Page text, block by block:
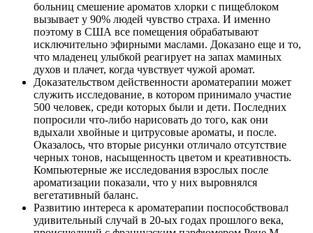
больниц смешение ароматов хлорки с пищеблоком
вызывает у 90% людей чувство страха. И именно
поэтому в США все помещения обрабатывают
исключительно эфирными маслами. Доказано еще и то,
что младенец улыбкой реагирует на запах маминых
духов и плачет, когда чувствует чужой аромат.
Доказательством действенности ароматерапии может
служить исследование, в котором принимало участие
500 человек, среди которых были и дети. Последних
попросили что-либо нарисовать до того, как они
вдыхали хвойные и цитрусовые ароматы, и после.
Оказалось, что вторые рисунки отличало отсутствие
черных тонов, насыщенность цветом и креативность.
Компьютерные же исследования взрослых после
ароматизации показали, что у них выровнялся
вегетативный баланс.
Развитию интереса к ароматерапии поспособствовал
удивительный случай в 20-ых годах прошлого века,